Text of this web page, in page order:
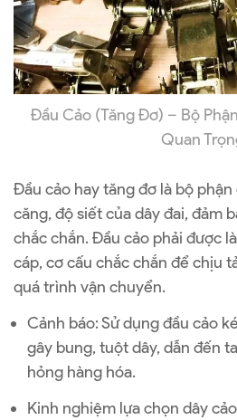
Đầu Cảo (Tăng Đơ) – Bộ
Quan
Đầu cảo hay tăng đơ là bộ
căng, độ siết của dây đai, đảm
chắc chắn. Đầu cảo phải được
cáp, cơ cấu chắc chắn để chịu
quá trình vận chuyển.
Cảnh báo: Sử dụng đầu cảo
gây bung, tuột dây, dẫn đến
hỏng hàng hóa.
Kinh nghiệm lựa chọn dây